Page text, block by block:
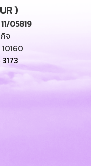
)
05819
จ